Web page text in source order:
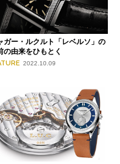
ガー・ルクルト「レベルソ」の
の由来をひもとく
2022.10.09